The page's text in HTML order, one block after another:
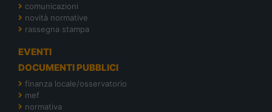
comunicazioni
novità normative
rassegna stampa
EVENTI
DOCUMENTI PUBBLICI
finanza locale/osservatorio
mef
normativa